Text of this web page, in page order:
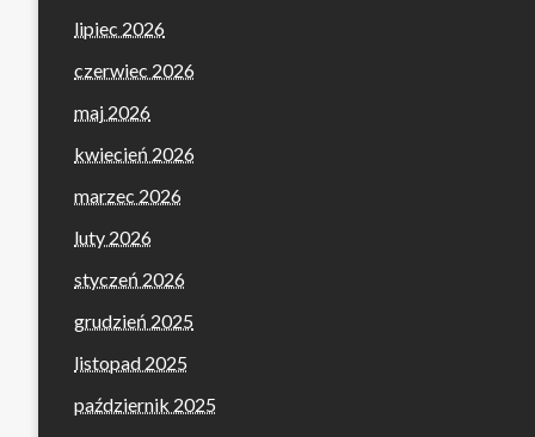
lipiec 2026
czerwiec 2026
maj 2026
kwiecień 2026
marzec 2026
luty 2026
styczeń 2026
grudzień 2025
listopad 2025
październik 2025